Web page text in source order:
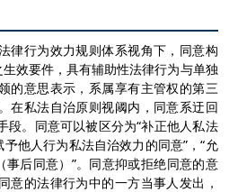
行为效力规则体系视角下，同意构
生效要件，具有辅助性法律行为与单独
的意思表示，系属享有主管权的第三
在私法自治原则视阈内，同意系迂回
段。同意可以被区分为“补正他人私法
予他人行为私法自治效力的同意”，“允
事后同意）”。同意抑或拒绝同意的意
意的法律行为中的一方当事人发出，